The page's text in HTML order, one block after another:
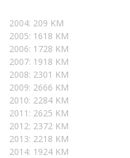
2004: 209 KM
2005: 1618 KM
2006: 1728 KM
2007: 1918 KM
2008: 2301 KM
2009: 2666 KM
2010: 2284 KM
2011: 2625 KM
2012: 2372 KM
2013: 2218 KM
2014: 1924 KM